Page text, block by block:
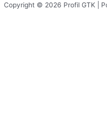
Copyright © 2026 Profil GTK |